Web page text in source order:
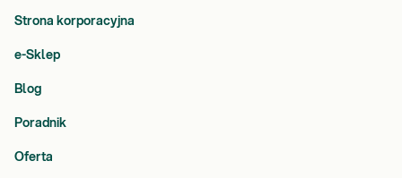
Strona korporacyjna
e-Sklep
Blog
Poradnik
Oferta